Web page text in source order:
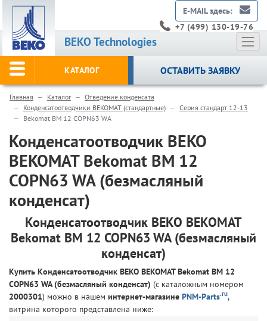
BEKO Technologies
E-MAIL здесь:
+7 (499) 130-19-76
КАТАЛОГ ОСТАВИТЬ ЗАЯВКУ
Главная Каталог
Отведение конденсата
Конденсатоотводчики BEKOMAT (стандартные)
Серия стандарт 12-13
Bekomat BM 12 COPN63 WA
Конденсатоотводчик BEKO
BEKOMAT Bekomat BM 12
COPN63 WA (безмасляный
конденсат)
Конденсатоотводчик BEKO BEKOMAT
Bekomat BM 12 COPN63 WA (безмасляный
конденсат)
Купить Конденсатоотводчик BEKO BEKOMAT Bekomat BM 12
COPN63 WA (безмасляный конденсат) (с каталожным номером
2000301) можно в нашем интернет-магазине PNM-Parts.ru,
витрина которого представлена ниже: